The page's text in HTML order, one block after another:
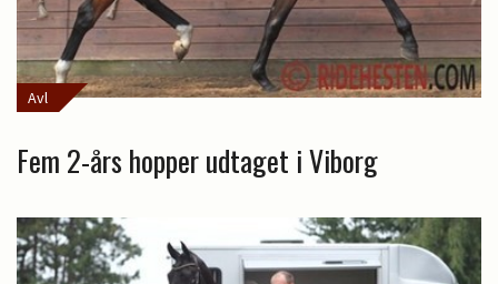
Avl
Fem 2-års hopper udtaget i Viborg